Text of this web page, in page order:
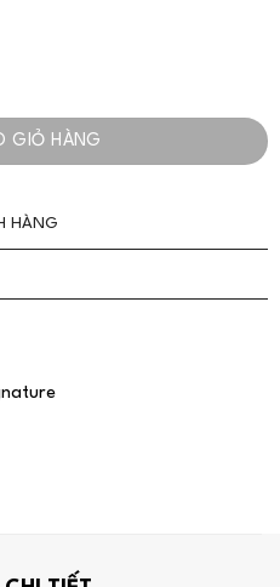
Lịch - VADLADY số lượng
GIỎ HÀNG
HÀNG